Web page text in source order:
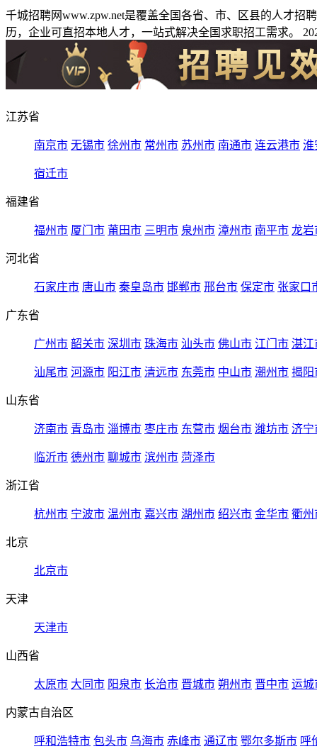
千城招聘网www.zpw.net是覆盖全国各省、市、区县的人才
历，企业可直招本地人才，一站式解决全国求职招工需求。
江苏省
南京市 无锡市 徐州市 常州市 苏州市 南通市 连云港市 淮
宿迁市
福建省
福州市 厦门市 莆田市 三明市 泉州市 漳州市 南平市 龙岩
河北省
石家庄市 唐山市 秦皇岛市 邯郸市 邢台市 保定市 张家口
广东省
广州市 韶关市 深圳市 珠海市 汕头市 佛山市 江门市 湛江
汕尾市 河源市 阳江市 清远市 东莞市 中山市 潮州市 揭阳
山东省
济南市 青岛市 淄博市 枣庄市 东营市 烟台市 潍坊市 济宁
临沂市 德州市 聊城市 滨州市 菏泽市
浙江省
杭州市 宁波市 温州市 嘉兴市 湖州市 绍兴市 金华市 衢州
北京
北京市
天津
天津市
山西省
太原市 大同市 阳泉市 长治市 晋城市 朔州市 晋中市 运城
内蒙古自治区
呼和浩特市 包头市 乌海市 赤峰市 通辽市 鄂尔多斯市 呼